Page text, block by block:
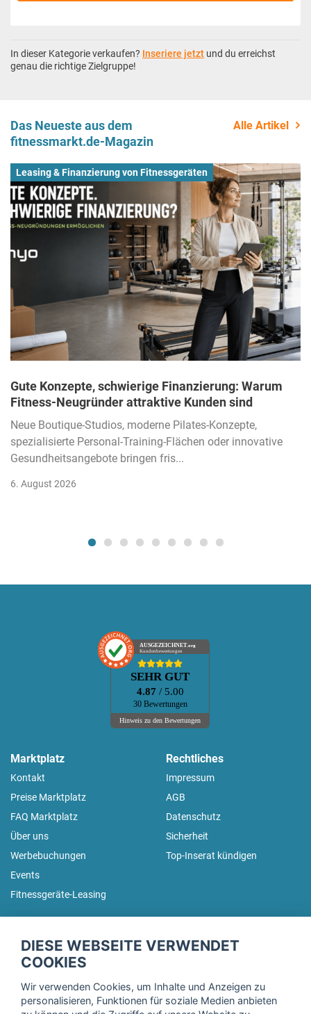
In dieser Kategorie verkaufen? Inseriere jetzt und du erreichst
genau die richtige Zielgruppe!
Das Neueste aus dem
fitnessmarkt.de-Magazin
Alle Artikel
Leasing & Finanzierung von Fitnessgeräten
Gute Konzepte, schwierige Finanzierung: Warum
Fitness-Neugründer attraktive Kunden sind
Neue Boutique-Studios, moderne Pilates-Konzepte,
spezialisierte Personal-Training-Flächen oder innovative
Gesundheitsangebote bringen fris...
6. August 2026
AUSGEZEICHNET.org
Kundenbewertungen
SEHR GUT
4.87 / 5.00
30 Bewertungen
Hinweis zu den Bewertungen
Marktplatz
Kontakt
Preise Marktplatz
FAQ Marktplatz
Über uns
Werbebuchungen
Events
Fitnessgeräte-Leasing
Rechtliches
Impressum
AGB
Datenschutz
Sicherheit
Top-Inserat kündigen
Trage dich hier für unseren Newsletter ein und erhalte regelmäßig
DIESE WEBSEITE VERWENDET
COOKIES
Wir verwenden Cookies, um Inhalte und Anzeigen zu
personalisieren, Funktionen für soziale Medien anbieten